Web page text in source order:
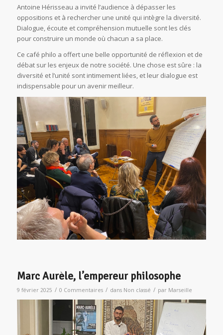
Antoine Hérisseau a invité l’audience à dépasser les
oppositions et à rechercher une unité qui intègre la diversité.
Dialogue, écoute et compréhension mutuelle sont les clés
pour construire un monde où chacun a sa place.
Ce café philo a offert une belle opportunité de réflexion et de
débat sur les enjeux de notre société. Une chose est sûre : la
diversité et l’unité sont intimement liées, et leur dialogue est
indispensable pour un avenir meilleur.
Marc Aurèle, l’empereur philosophe
9 février 2025 / 0 Commentaires / dans Non classé / par Marseille